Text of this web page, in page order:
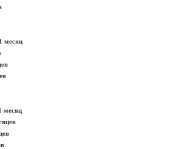
месяц
месяц